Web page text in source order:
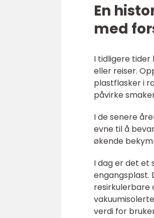
En
med
I tidligere
eller reiser.
plastflasker i
påvirke
I de senere
evne til å
økende
I dag er det et
engangsplast.
resirkulerbare
verdi for